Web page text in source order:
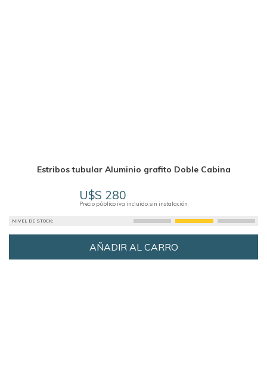
Estribos tubular Aluminio grafito Doble Cabina
U$S 280
Precio público iva incluido, sin instalación.
NIVEL DE STOCK:
AÑADIR AL CARRO